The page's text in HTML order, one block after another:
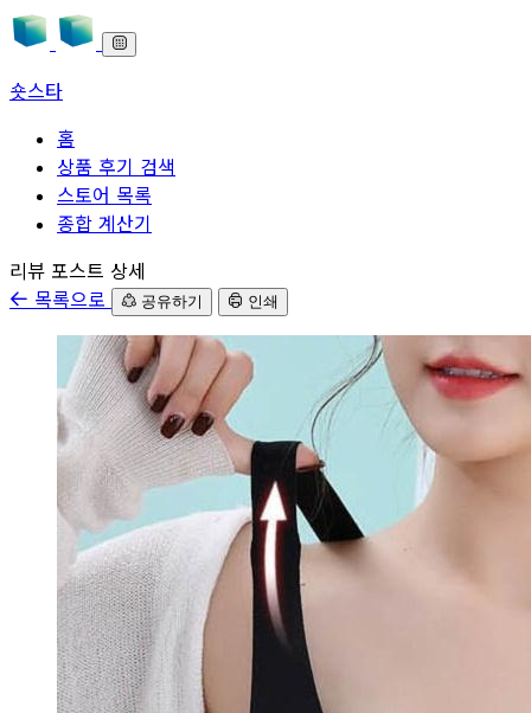
숏스타
홈
상품 후기 검색
스토어 목록
종합 계산기
본문으로 바로가기
리뷰 포스트 상세
목록으로
공유하기 인쇄